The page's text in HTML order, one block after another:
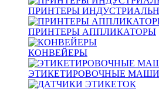
ПРИНТЕРЫ
ПРИНТЕРЫ АППЛИКАТОРЫ
КОНВЕЙЕРЫ
ЭТИКЕТИРОВОЧНЫЕ